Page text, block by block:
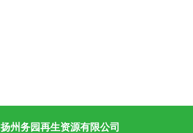
扬州务园再生资源有限公司